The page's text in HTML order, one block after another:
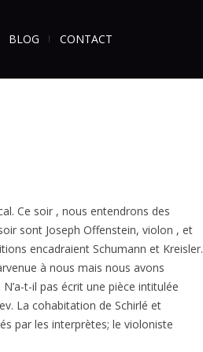
BLOG CONTACT
Ce soir , nous entendrons des
sont Joseph Offenstein, violon , et
encadraient Schumann et Kreisler.
à nous mais nous avons
t-il pas écrit une pièce intitulée
La cohabitation de Schirlé et
par les interprètes; le violoniste